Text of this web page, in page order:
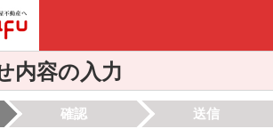
内容の入力
確認 送信